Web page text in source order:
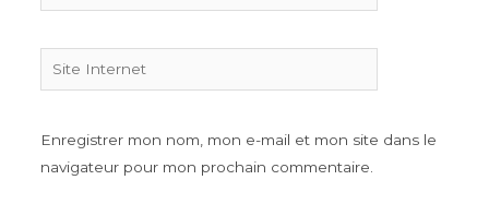
Site
Internet
Enregistrer mon nom, mon e-mail et mon site dans le
navigateur pour mon prochain commentaire.